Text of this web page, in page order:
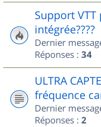
Support
intégrée????
Dernier
Réponses : 34
ULTRA
fréquence
Dernier
Réponses : 2